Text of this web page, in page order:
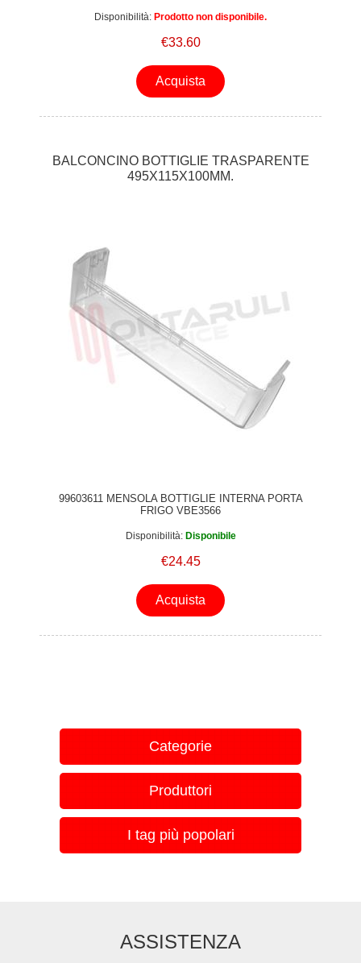
Disponibilità: Prodotto non disponibile.
€33.60
Acquista
BALCONCINO BOTTIGLIE TRASPARENTE
495X115X100MM.
99603611 MENSOLA BOTTIGLIE INTERNA PORTA
FRIGO VBE3566
Disponibilità: Disponibile
€24.45
Acquista
Categorie
Produttori
I tag più popolari
ASSISTENZA